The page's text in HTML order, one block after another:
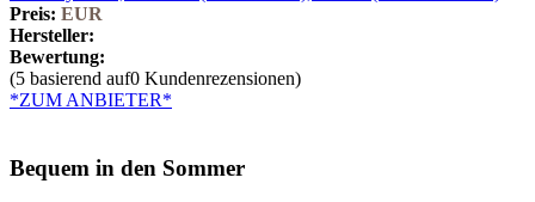
Preis: EUR
Hersteller:
Bewertung:
(5 basierend auf0 Kundenrezensionen)
*ZUM ANBIETER*
Bequem in den Sommer